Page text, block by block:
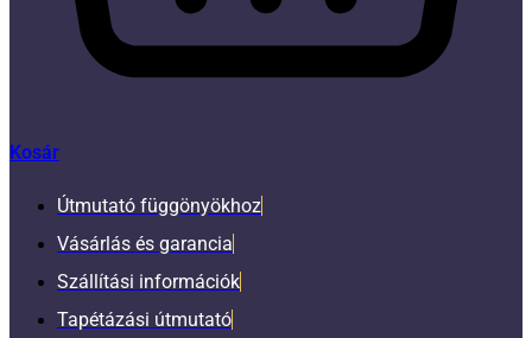
Kosár
Útmutató függönyökhoz
Vásárlás és garancia
Szállítási információk
Tapétázási útmutató